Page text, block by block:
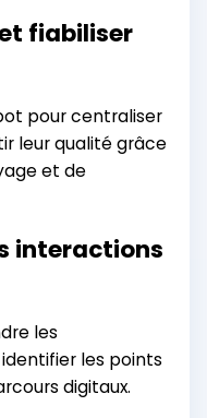
fiabiliser
pour centraliser
leur qualité grâce
et de
interactions
les
les points
digitaux.